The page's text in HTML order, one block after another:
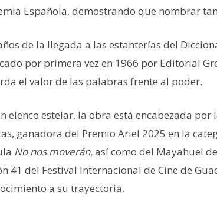
Española, demostrando que nombrar
de la llegada a las estanterías del
por primera vez en 1966 por Editorial
el valor de las palabras frente al poder.
elenco estelar, la obra está encabezada
ganadora del Premio Ariel 2025 en la
No nos moverán, así como del Mayahuel
41 del Festival Internacional de Cine de
a su trayectoria.